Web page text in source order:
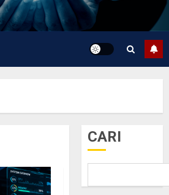
CARI